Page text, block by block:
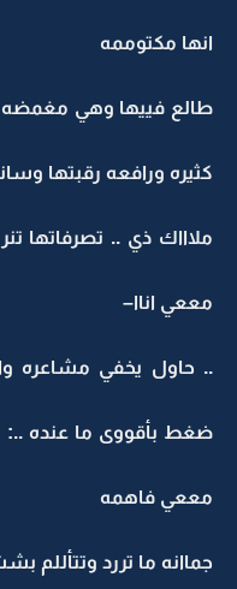
انها مكتوممه
طالع فييها وهي مغمضه
كثيره ورافعه رقبتها
ملاااك ذي .. تصرفاتها
مععي اناا–
.. حاول يخفي مشاعره
ضغط بأقووى ما عنده ..:
مععي فاهمه
جماانه ما تررد وتتأللم